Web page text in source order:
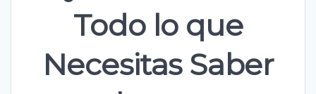
Todo lo que
Necesitas Saber